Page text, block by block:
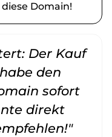
Domain!
Der Kauf
den
sofort
direkt